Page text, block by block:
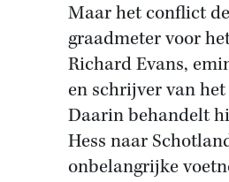
Maar het conflict
graadmeter voor
Richard Evans,
en schrijver van
Daarin behandelt
Hess naar
onbelangrijke